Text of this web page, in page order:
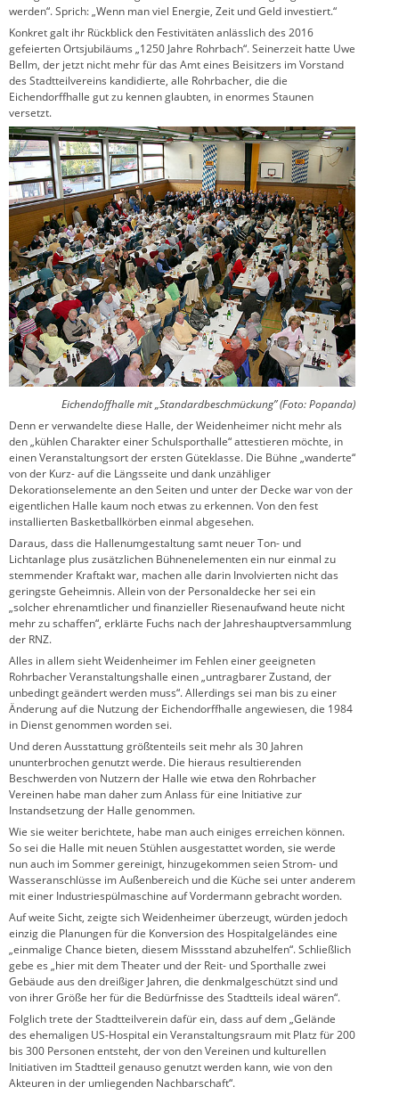
werden“. Sprich: „Wenn man viel Energie, Zeit und Geld investiert.“
Konkret galt ihr Rückblick den Festivitäten anlässlich des 2016
gefeierten Ortsjubiläums „1250 Jahre Rohrbach“. Seinerzeit hatte Uwe
Bellm, der jetzt nicht mehr für das Amt eines Beisitzers im Vorstand
des Stadtteilvereins kandidierte, alle Rohrbacher, die die
Eichendorffhalle gut zu kennen glaubten, in enormes Staunen
versetzt.
Eichendoffhalle mit „Standardbeschmückung” (Foto: Popanda)
Denn er verwandelte diese Halle, der Weidenheimer nicht mehr als
den „kühlen Charakter einer Schulsporthalle“ attestieren möchte, in
einen Veranstaltungsort der ersten Güteklasse. Die Bühne „wanderte“
von der Kurz- auf die Längsseite und dank unzähliger
Dekorationselemente an den Seiten und unter der Decke war von der
eigentlichen Halle kaum noch etwas zu erkennen. Von den fest
installierten Basketballkörben einmal abgesehen.
Daraus, dass die Hallenumgestaltung samt neuer Ton- und
Lichtanlage plus zusätzlichen Bühnenelementen ein nur einmal zu
stemmender Kraftakt war, machen alle darin Involvierten nicht das
geringste Geheimnis. Allein von der Personaldecke her sei ein
„solcher ehrenamtlicher und finanzieller Riesenaufwand heute nicht
mehr zu schaffen“, erklärte Fuchs nach der Jahreshauptversammlung
der RNZ.
Alles in allem sieht Weidenheimer im Fehlen einer geeigneten
Rohrbacher Veranstaltungshalle einen „untragbarer Zustand, der
unbedingt geändert werden muss“. Allerdings sei man bis zu einer
Änderung auf die Nutzung der Eichendorffhalle angewiesen, die 1984
in Dienst genommen worden sei.
Und deren Ausstattung größtenteils seit mehr als 30 Jahren
ununterbrochen genutzt werde. Die hieraus resultierenden
Beschwerden von Nutzern der Halle wie etwa den Rohrbacher
Vereinen habe man daher zum Anlass für eine Initiative zur
Instandsetzung der Halle genommen.
Wie sie weiter berichtete, habe man auch einiges erreichen können.
So sei die Halle mit neuen Stühlen ausgestattet worden, sie werde
nun auch im Sommer gereinigt, hinzugekommen seien Strom- und
Wasseranschlüsse im Außenbereich und die Küche sei unter anderem
mit einer Industriespülmaschine auf Vordermann gebracht worden.
Auf weite Sicht, zeigte sich Weidenheimer überzeugt, würden jedoch
einzig die Planungen für die Konversion des Hospitalgeländes eine
„einmalige Chance bieten, diesem Missstand abzuhelfen“. Schließlich
gebe es „hier mit dem Theater und der Reit- und Sporthalle zwei
Gebäude aus den dreißiger Jahren, die denkmalgeschützt sind und
von ihrer Größe her für die Bedürfnisse des Stadtteils ideal wären“.
Folglich trete der Stadtteilverein dafür ein, dass auf dem „Gelände
des ehemaligen US-Hospital ein Veranstaltungsraum mit Platz für 200
bis 300 Personen entsteht, der von den Vereinen und kulturellen
Initiativen im Stadtteil genauso genutzt werden kann, wie von den
Akteuren in der umliegenden Nachbarschaft“.